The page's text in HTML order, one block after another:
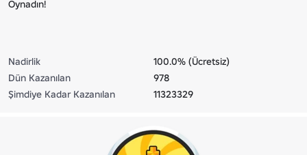
Oynadın!
Nadirlik
100.0% (Ücretsiz)
Dün Kazanılan
978
Şimdiye Kadar Kazanılan
11323329